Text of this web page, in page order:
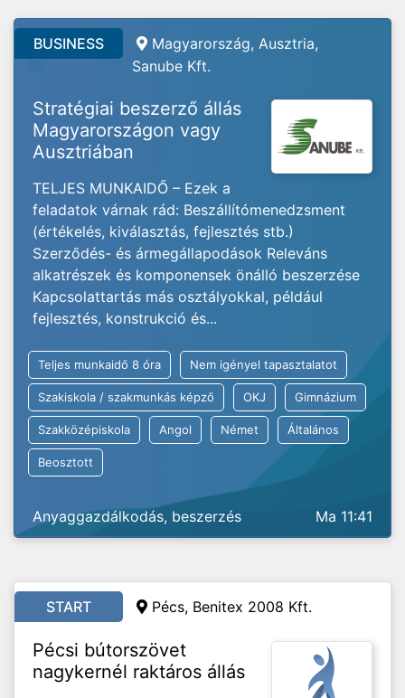
BUSINESS
Magyarország, Ausztria,
Sanube Kft.
Stratégiai beszerző állás
Magyarországon vagy
Ausztriában
TELJES MUNKAIDŐ – Ezek a
feladatok várnak rád: Beszállítómenedzsment
(értékelés, kiválasztás, fejlesztés stb.)
Szerződés- és ármegállapodások Releváns
alkatrészek és komponensek önálló beszerzése
Kapcsolattartás más osztályokkal, például
fejlesztés, konstrukció és...
Teljes munkaidő 8 óra Nem igényel tapasztalatot
Szakiskola / szakmunkás képző OKJ Gimnázium
Szakközépiskola Angol Német Általános
Beosztott
Anyaggazdálkodás, beszerzés Ma 11:41
START Pécs, Benitex 2008 Kft.
Pécsi bútorszövet
nagykernél raktáros állás